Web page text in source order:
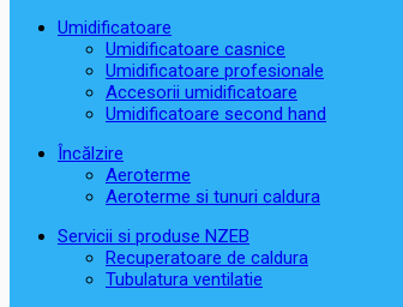
Umidificatoare
Umidificatoare casnice
Umidificatoare profesionale
Accesorii umidificatoare
Umidificatoare second hand
Încălzire
Aeroterme
Aeroterme si tunuri caldura
Servicii si produse NZEB
Recuperatoare de caldura
Tubulatura ventilatie